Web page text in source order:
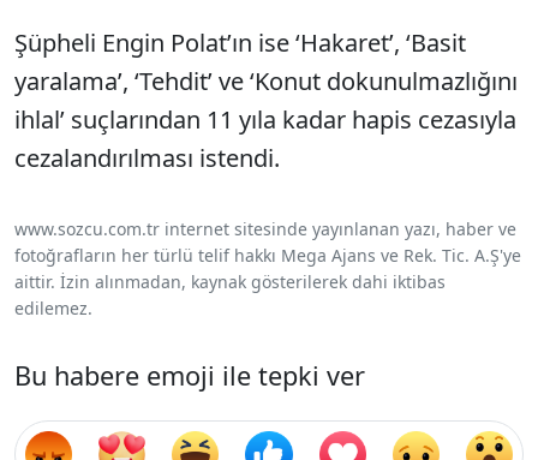
Şüpheli Engin Polat’ın ise ‘Hakaret’, ‘Basit
yaralama’, ‘Tehdit’ ve ‘Konut dokunulmazlığını
ihlal’ suçlarından 11 yıla kadar hapis cezasıyla
cezalandırılması istendi.
www.sozcu.com.tr internet sitesinde yayınlanan yazı, haber ve
fotoğrafların her türlü telif hakkı Mega Ajans ve Rek. Tic. A.Ş'ye
aittir. İzin alınmadan, kaynak gösterilerek dahi iktibas
edilemez.
Bu habere emoji ile tepki ver